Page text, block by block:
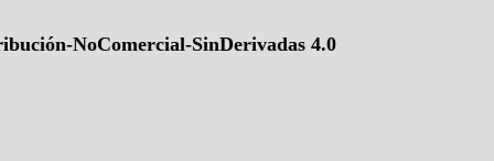
NoComercial-SinDerivadas 4.0